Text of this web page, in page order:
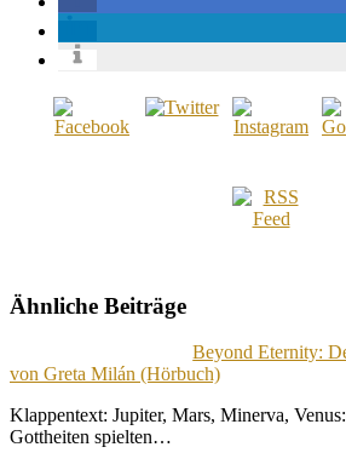
Ähnliche Beiträge
Beyond Eternity:
von Greta Milán (Hörbuch)
Klappentext: Jupiter, Mars, Minerva,
Gottheiten spielten…